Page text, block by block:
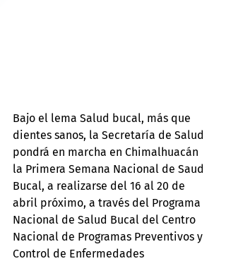
Bajo el lema Salud bucal, más que
dientes sanos, la Secretaría de Salud
pondrá en marcha en Chimalhuacán
la Primera Semana Nacional de Saud
Bucal, a realizarse del 16 al 20 de
abril próximo, a través del Programa
Nacional de Salud Bucal del Centro
Nacional de Programas Preventivos y
Control de Enfermedades